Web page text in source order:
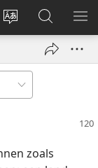
Taal
wijzigen
Inloggen
(opent
Zoeken
op
JW.ORG
zoals